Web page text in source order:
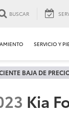
BUSCAR
SERVICIO Y
BAJA DE
Kia